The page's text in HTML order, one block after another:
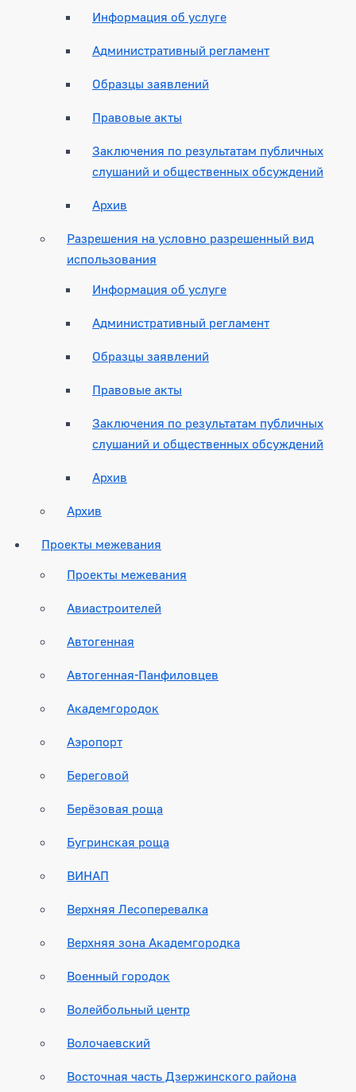
Информация об услуге
Административный регламент
Образцы заявлений
Правовые акты
Заключения по результатам публичных
слушаний и общественных обсуждений
Архив
Разрешения на условно разрешенный вид
использования
Информация об услуге
Административный регламент
Образцы заявлений
Правовые акты
Заключения по результатам публичных
слушаний и общественных обсуждений
Архив
Архив
Проекты межевания
Проекты межевания
Авиастроителей
Автогенная
Автогенная-Панфиловцев
Академгородок
Аэропорт
Береговой
Берёзовая роща
Бугринская роща
ВИНАП
Верхняя Лесоперевалка
Верхняя зона Академгородка
Военный городок
Волейбольный центр
Волочаевский
Восточная часть Дзержинского района